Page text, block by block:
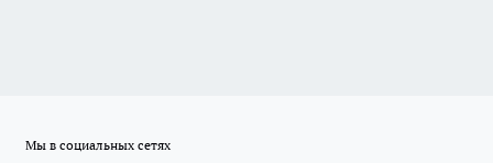
Мы в социальных сетях